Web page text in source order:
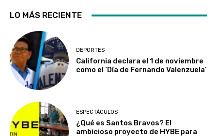
LO MÁS RECIENTE
DEPORTES
California declara el 1 de noviembre
como el ‘Día de Fernando Valenzuela’
ESPECTÁCULOS
¿Qué es Santos Bravos? El
ambicioso proyecto de HYBE para